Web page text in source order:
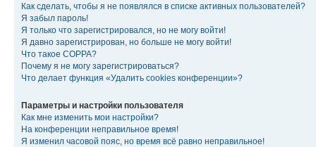
Как сделать, чтобы я не появлялся в списке активных пользователей?
Я забыл пароль!
Я только что зарегистрировался, но не могу войти!
Я давно зарегистрирован, но больше не могу войти!
Что такое COPPA?
Почему я не могу зарегистрироваться?
Что делает функция «Удалить cookies конференции»?
Параметры и настройки пользователя
Как мне изменить мои настройки?
На конференции неправильное время!
Я изменил часовой пояс, но время всё равно неправильное!